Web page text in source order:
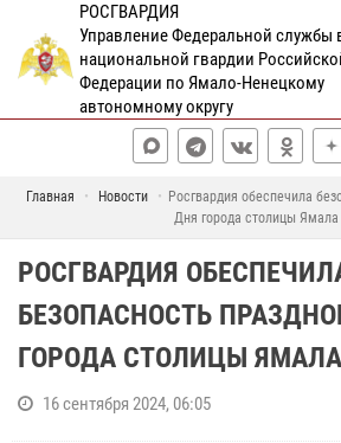
РОСГВАРДИЯ
Управление Федеральной службы
национальной гвардии
Федерации по Ямало-Ненецкому
автономному округу
Главная Новости
Росгвардия обеспечила
Дня города столицы Ямала
РОСГВАРДИЯ
БЕЗОПАСНОСТЬ
ГОРОДА СТОЛИЦЫ ЯМАЛА
16 сентября 2024, 06:05